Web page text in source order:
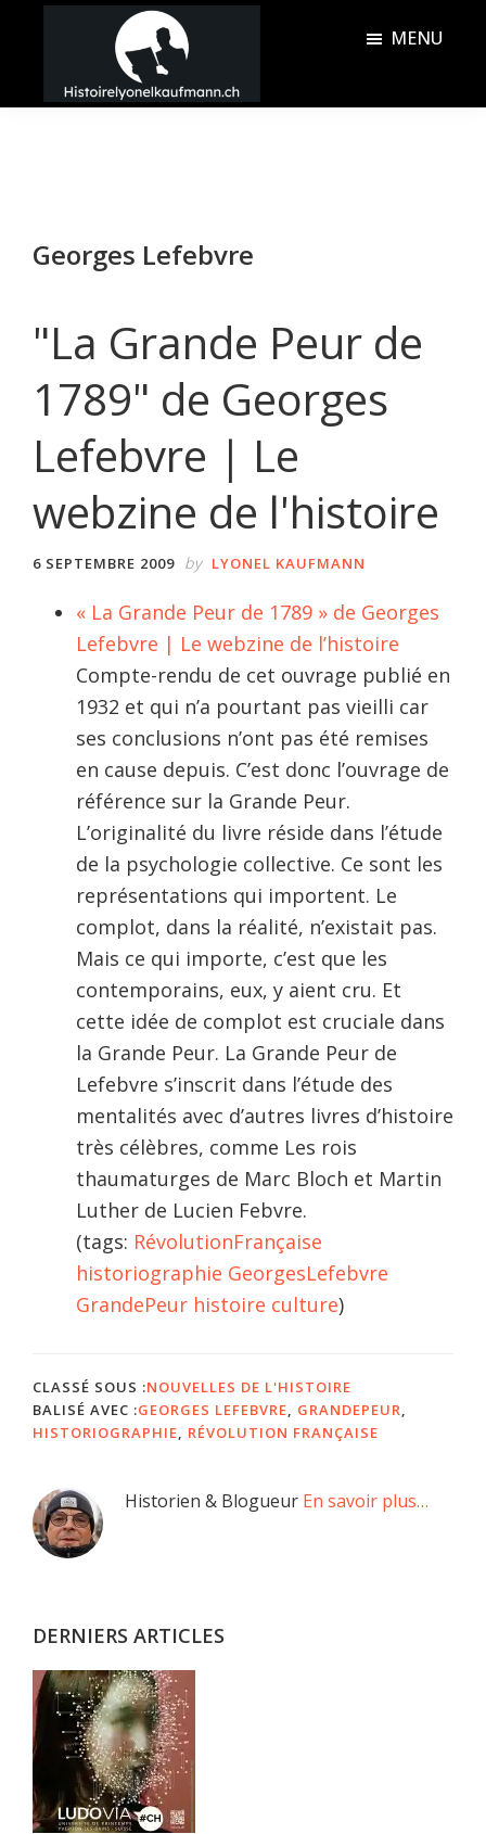
principal
barreHistoire
MENU
Georges Lefebvre
"La Grande Peur de
1789" de Georges
Lefebvre | Le
webzine de l'histoire
6 SEPTEMBRE 2009 by LYONEL KAUFMANN
« La Grande Peur de 1789 » de Georges
Lefebvre | Le webzine de l’histoire
Compte-rendu de cet ouvrage publié en
1932 et qui n’a pourtant pas vieilli car
ses conclusions n’ont pas été remises
en cause depuis. C’est donc l’ouvrage de
référence sur la Grande Peur.
L’originalité du livre réside dans l’étude
de la psychologie collective. Ce sont les
représentations qui importent. Le
complot, dans la réalité, n’existait pas.
Mais ce qui importe, c’est que les
contemporains, eux, y aient cru. Et
cette idée de complot est cruciale dans
la Grande Peur. La Grande Peur de
Lefebvre s’inscrit dans l’étude des
mentalités avec d’autres livres d’histoire
très célèbres, comme Les rois
thaumaturges de Marc Bloch et Martin
Luther de Lucien Febvre.
(tags: RévolutionFrançaise
historiographie GeorgesLefebvre
GrandePeur histoire culture)
CLASSÉ SOUS :NOUVELLES DE L'HISTOIRE
BALISÉ AVEC :GEORGES LEFEBVRE GRANDEPEUR
HISTORIOGRAPHIE
RÉVOLUTION FRANÇAISE
Barre
latérale
Historien & Blogueur En savoir plus…
DERNIERS ARTICLES